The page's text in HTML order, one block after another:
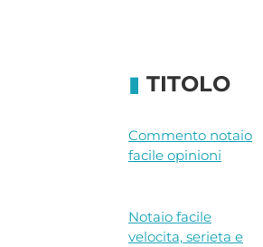
TITOLO
Commento notaio
facile opinioni
Notaio facile
velocita, serieta e